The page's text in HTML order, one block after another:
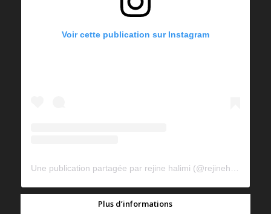
Voir cette publication sur Instagram
Plus d’informations